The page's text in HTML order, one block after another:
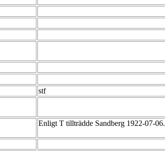
stf
Enligt T tillträdde Sandberg 1922-07-06.